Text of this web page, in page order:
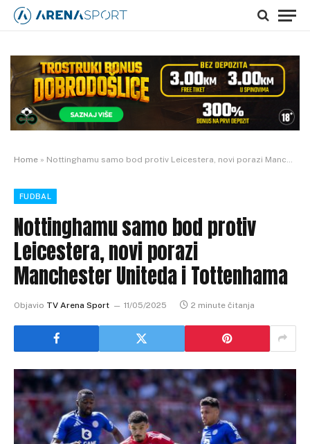
Home » Nottinghamu samo bod protiv Leicestera, novi porazi Manchester Uniteda i Tottenhama
FUDBAL
Nottinghamu samo bod protiv
Leicestera, novi porazi
Manchester Uniteda i Tottenhama
Objavio TV Arena Sport 11/05/2025 2 minute čitanja